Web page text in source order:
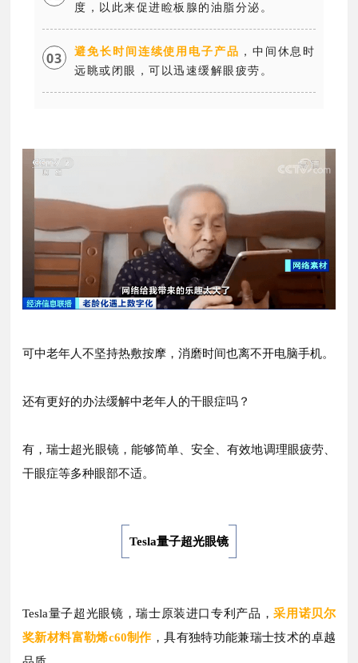
度，以此来促进睑板腺的油脂分泌。
03 避免长时间连续使用电子产品 ，中间休息时
远眺或闭眼，可以迅速缓解眼疲劳。
可中老年人不坚持热敷按摩，消磨时间也离不开电脑手机。
还有更好的办法缓解中老年人的干眼症吗？
有，瑞士超光眼镜，能够简单、安全、有效地调理眼疲劳、
干眼症等多种眼部不适。
Tesla量子超光眼镜
Tesla量子超光眼镜，瑞士原装进口专利产品，采用诺贝尔
奖新材料富勒烯c60制作 ，具有独特功能兼瑞士技术的卓越